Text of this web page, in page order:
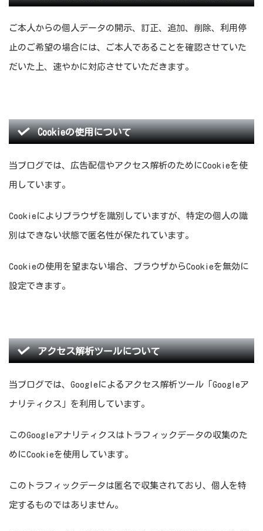
ご本人からの個人データの開示、訂正、追加、削除、利用停
止のご希望の場合には、ご本人であることを確認させていた
だいた上、速やかに対応させていただきます。
Cookieの使用について
当ブログでは、広告配信やアクセス解析のためにCookieを使
用しています。
Cookieによりブラウザを識別していますが、特定の個人の識
別はできない状態で匿名性が保たれています。
Cookieの使用を望まない場合、ブラウザからCookieを無効に
設定できます。
アクセス解析ツールについて
当ブログでは、Googleによるアクセス解析ツール「Googleア
ナリティクス」を利用しています。
このGoogleアナリティクスはトラフィックデータの収集のた
めにCookieを使用しています。
このトラフィックデータは匿名で収集されており、個人を特
定するものではありません。